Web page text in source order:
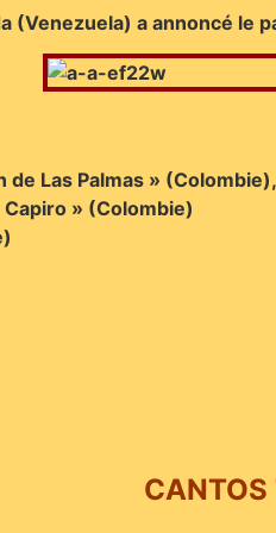
a annoncé le
Las Palmas »
» (Colombie)
CANTOS